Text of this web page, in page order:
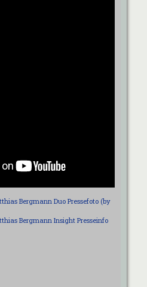
Bergmann Duo Pressefoto (by
Bergmann Insight Presseinfo